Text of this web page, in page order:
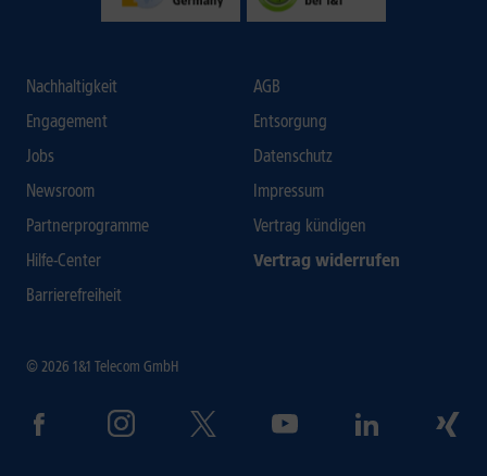
Nachhaltigkeit
Engagement
Jobs
Newsroom
Partnerprogramme
Hilfe-Center
Barrierefreiheit
AGB
Entsorgung
Datenschutz
Impressum
Vertrag kündigen
Vertrag widerrufen
© 2026 1&1 Telecom GmbH